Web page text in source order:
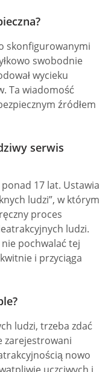
skonfigurowanymi
swobodnie
wycieku
Ta wiadomość
źródłem
serwis
17 lat. Ustawia
ludzi”, w którym
proces
ludzi.
pochwalać tej
i przyciąga
ludzi, trzeba zdać
zarejestrowani
nowo